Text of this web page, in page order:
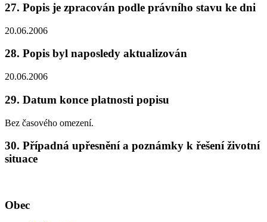
27. Popis je zpracován podle právního stavu ke dni
20.06.2006
28. Popis byl naposledy aktualizován
20.06.2006
29. Datum konce platnosti popisu
Bez časového omezení.
30. Případná upřesnění a poznámky k řešení životní
situace
Obec